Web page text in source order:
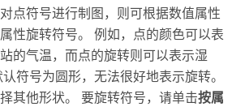
点符号进行制图，则可根据数值属性
性旋转符号。 例如，点的颜色可以表
的气温，而点的旋转则可以表示湿
符号为圆形，无法很好地表示旋转。
其他形状。 要旋转符号，请单击按属